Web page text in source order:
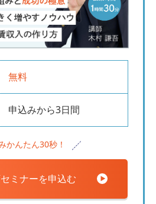
無料
申込みから3日間
かんたん30秒！
ミナーを申込む